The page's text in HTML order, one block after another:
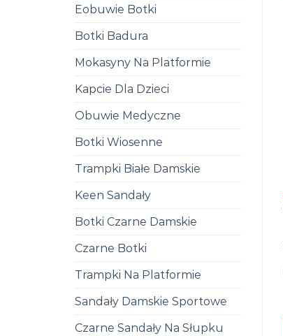
Eobuwie Botki
Botki Badura
Mokasyny Na Platformie
Kapcie Dla Dzieci
Obuwie Medyczne
Botki Wiosenne
Trampki Białe Damskie
Keen Sandały
Botki Czarne Damskie
Czarne Botki
Trampki Na Platformie
Sandały Damskie Sportowe
Czarne Sandały Na Słupku